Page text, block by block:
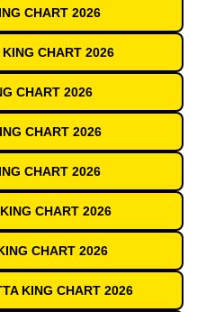
CHART 2026
CHART 2026
CHART 2026
CHART 2026
CHART 2026
CHART 2026
CHART 2026
KING CHART 2026